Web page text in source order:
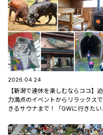
2026.04.24
【新潟で連休を楽しむならココ】迫
力満点のイベントからリラックスで
きるサウナまで！「GWに行きたい
文化物語×025企画】